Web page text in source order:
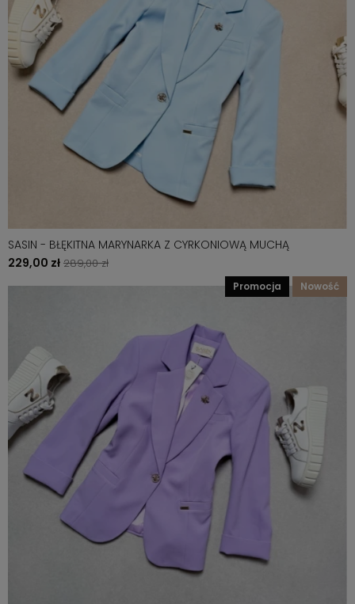
SASIN - BŁĘKITNA MARYNARKA Z CYRKONIOWĄ MUCHĄ
229,00 zł 289,00 zł
promocja nowość